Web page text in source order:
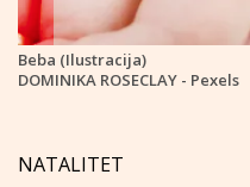
Beba (Ilustracija)
DOMINIKA ROSECLAY - Pexels
NATALITET